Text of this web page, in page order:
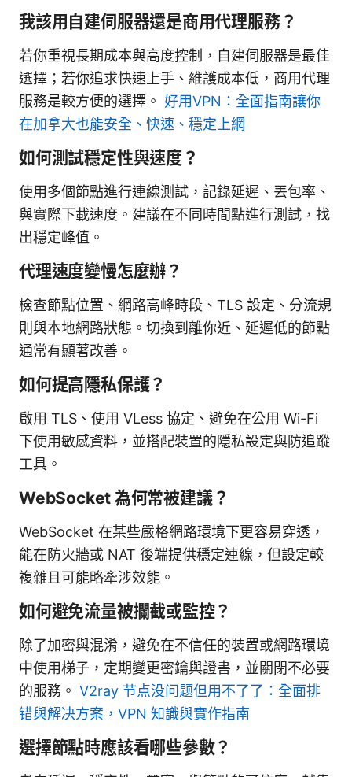
我該用自建伺服器還是商用代理服務？
若你重視長期成本與高度控制，自建伺服器是最佳
選擇；若你追求快速上手、維護成本低，商用代理
服務是較方便的選擇。 好用VPN：全面指南讓你
在加拿大也能安全、快速、穩定上網
如何測試穩定性與速度？
使用多個節點進行連線測試，記錄延遲、丟包率、
與實際下載速度。建議在不同時間點進行測試，找
出穩定峰值。
代理速度變慢怎麼辦？
檢查節點位置、網路高峰時段、TLS 設定、分流規
則與本地網路狀態。切換到離你近、延遲低的節點
通常有顯著改善。
如何提高隱私保護？
啟用 TLS、使用 VLess 協定、避免在公用 Wi-Fi
下使用敏感資料，並搭配裝置的隱私設定與防追蹤
工具。
WebSocket 為何常被建議？
WebSocket 在某些嚴格網路環境下更容易穿透，
能在防火牆或 NAT 後端提供穩定連線，但設定較
複雜且可能略牽涉效能。
如何避免流量被攔截或監控？
除了加密與混淆，避免在不信任的裝置或網路環境
中使用梯子，定期變更密鑰與證書，並關閉不必要
的服務。 V2ray 节点没问题但用不了了：全面排
错與解决方案，VPN 知識與實作指南
選擇節點時應該看哪些參數？